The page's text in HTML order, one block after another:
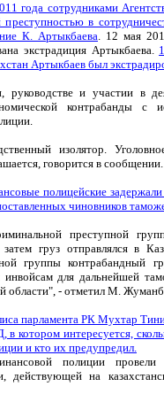
года сотрудниками
в
К. Артыкбаева. 12 мая
экстрадиция Артыкбаева.
Артыкбаев был
и участии в
контрабанды с
изолятор.
говорится в сообщении.
полицейские
чиновников
преступной
груз отправлялся в
группы контрабандный
для дальнейшей
области", - отметил М.
парламента РК Мухтар
котором интересуется,
и кто их предупредил.
полиции
действующей на